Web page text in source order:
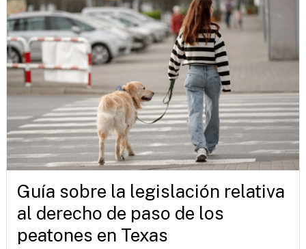
Guía sobre la legislación relativa
al derecho de paso de los
peatones en Texas